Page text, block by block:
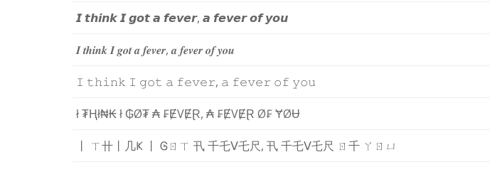
𝙄𝙩𝙝𝙞𝙣𝙠𝙄𝙜𝙤𝙩𝙖 𝙛𝙚𝙫𝙚𝙧, 𝙖 𝙛𝙚𝙫𝙚𝙧𝙤𝙛 𝙮𝙤𝙪
𝑰𝒕𝒉𝒊𝒏𝒌𝑰𝒈𝒐𝒕𝒂 𝒇𝒆𝒗𝒆𝒓, 𝒂 𝒇𝒆𝒗𝒆𝒓𝒐𝒇𝒚𝒐𝒖
𝙸 𝚝𝚑𝚒𝚗𝚔 𝙸 𝚐𝚘𝚝 𝚊 𝚏𝚎𝚟𝚎𝚛, 𝚊 𝚏𝚎𝚟𝚎𝚛 𝚘𝚏 𝚢𝚘𝚞
ł₮Ⱨł₦₭ł₲Ø₮₳₣ɆVɆⱤ, ₳₣ɆVɆⱤ Ø₣ɎØɄ
丨 ㄒ卄 丨 几Ҝ 丨 Ꮆㄖ ㄒ 卂千乇ᐯ乇尺, 卂千乇ᐯ乇尺 ㄖ 千 ㄚ ㄖ ㄩ